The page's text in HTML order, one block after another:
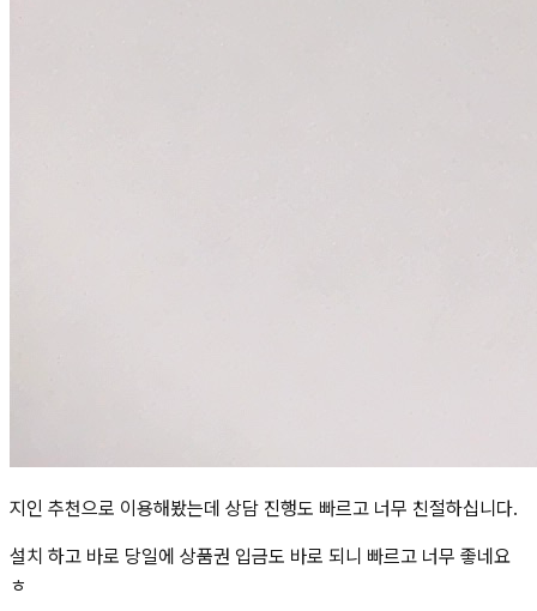
지인 추천으로 이용해봤는데 상담 진행도 빠르고 너무 친절하십니다.
설치 하고 바로 당일에 상품권 입금도 바로 되니 빠르고 너무 좋네요
ㅎ